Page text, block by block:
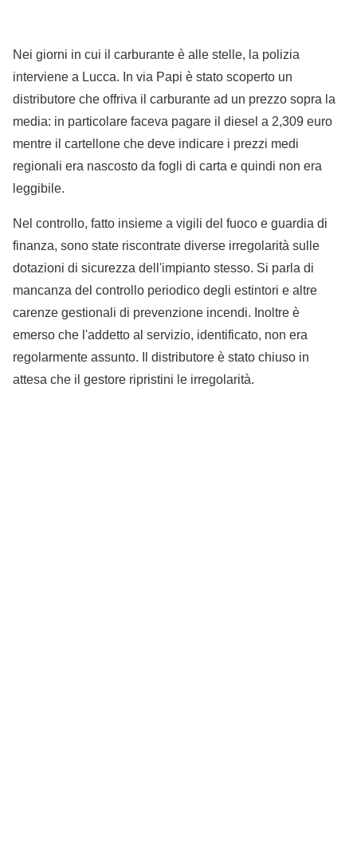
Nei giorni in cui il carburante è alle stelle, la polizia
interviene a Lucca. In via Papi è stato scoperto un
distributore che offriva il carburante ad un prezzo sopra la
media: in particolare faceva pagare il diesel a 2,309 euro
mentre il cartellone che deve indicare i prezzi medi
regionali era nascosto da fogli di carta e quindi non era
leggibile.
Nel controllo, fatto insieme a vigili del fuoco e guardia di
finanza, sono state riscontrate diverse irregolarità sulle
dotazioni di sicurezza dell'impianto stesso. Si parla di
mancanza del controllo periodico degli estintori e altre
carenze gestionali di prevenzione incendi. Inoltre è
emerso che l'addetto al servizio, identificato, non era
regolarmente assunto. Il distributore è stato chiuso in
attesa che il gestore ripristini le irregolarità.